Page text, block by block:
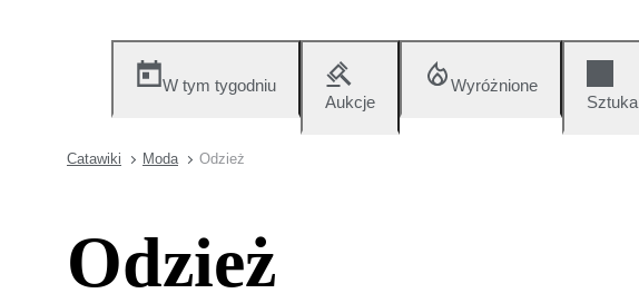
W tym tygodniu
Aukcje
Wyróżnione
Sztuka
Catawiki Moda Odzież
Odzież